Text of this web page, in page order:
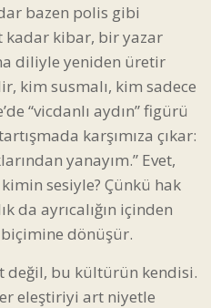
bazen polis gibi
kadar kibar, bir yazar
diliyle yeniden üretir
kim susmalı, kim sadece
“vicdanlı aydın” figürü
karşımıza çıkar:
yanayım.” Evet,
sesiyle? Çünkü hak
da ayrıcalığın içinden
dönüşür.
değil, bu kültürün kendisi.
eleştiriyi art niyetle